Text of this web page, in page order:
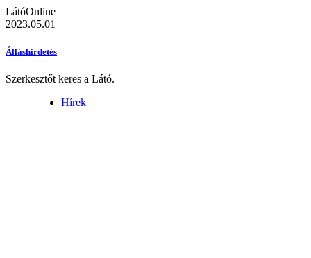
LátóOnline
2023.05.01
Álláshirdetés
Szerkesztőt keres a Látó.
Hírek